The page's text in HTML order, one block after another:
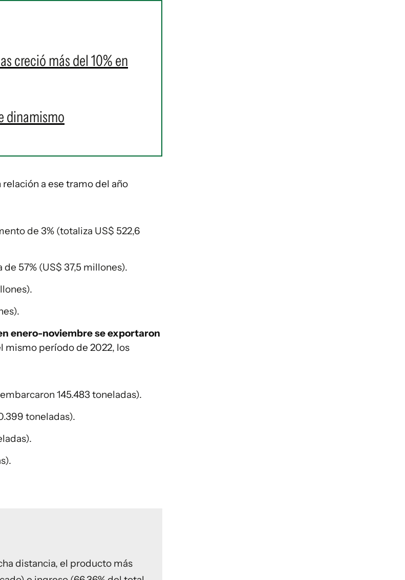
creció más del 10% en
dinamismo
a ese tramo del año
de 3% (totaliza US$ 522,6
57% (US$ 37,5 millones).
enero-noviembre se exportaron
mismo período de 2022, los
145.483 toneladas).
toneladas).
distancia, el producto más